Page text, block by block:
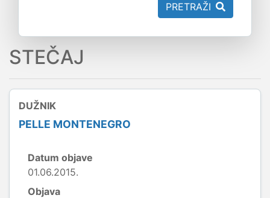
PRETRAŽI
STEČAJ
DUŽNIK
PELLE MONTENEGRO
Datum objave
01.06.2015.
Objava